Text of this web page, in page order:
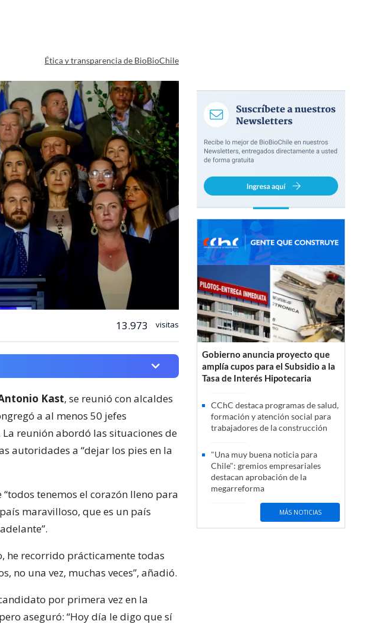
Ética y transparencia de BioBioChile
13.973 visitas
Kast, se reunió con alcaldes
a al menos 50 jefes
reunión abordó las situaciones de
autoridades a “dejar los pies en la
tenemos el corazón lleno para
maravilloso, que es un país
he recorrido prácticamente todas
no una vez, muchas veces”, añadió.
por primera vez en la
aseguró: “Hoy día le digo que sí
Gobierno anuncia proyecto que
amplía cupos para el Subsidio a la
Tasa de Interés Hipotecaria
CChC destaca programas de salud,
formación y atención social para
trabajadores de la construcción
"Una muy buena noticia para
Chile": gremios empresariales
destacan aprobación de la
megarreforma
MÁS NOTICIAS